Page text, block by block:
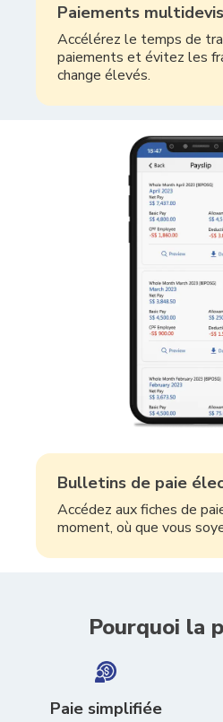
Paiements
Accélérez le temps de
paiements et évitez les
change élevés.
Bulletins de paie
Accédez aux fiches de
moment, où que vous
Pourquoi la
Paie simplifiée